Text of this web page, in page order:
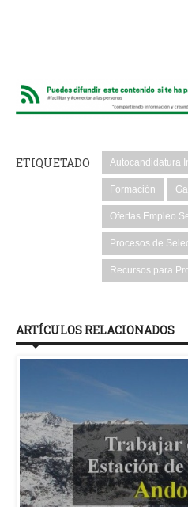
ETIQUETADO Autocandidatura
Formación
Ofertas Empleo
Procesos de
Recursos para
ARTÍCULOS RELACIONADOS